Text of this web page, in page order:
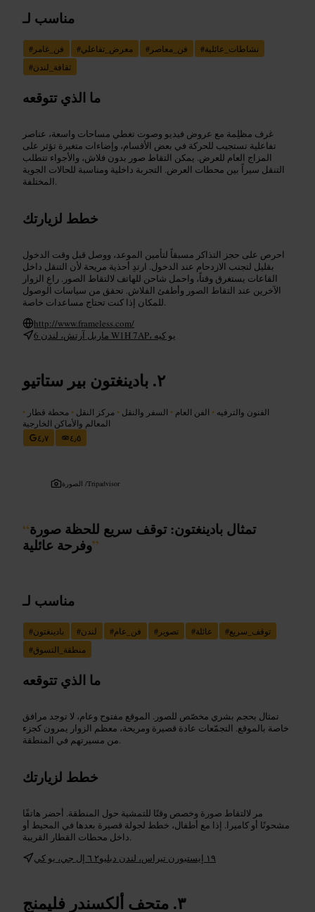
مناسب لـ
# فن_غامر #معرض_تفاعلي # فن_معاصر #نشاطات_عائلية
#ثقافة_لندن
ما الذي تتوقعه
غرف مظلِمة مع عروض فيديو وصوت تغطي مساحات واسعة، عناصر
تفاعلية تستجيب للحركة في بعض الأقسام، وإضاءات متغيرة تؤثر على
المزاج العام للعرض. يمكن التقاط صور بدون فلاش، والأجواء تتطلب
التنقل سيراً بين محطات العرض. التجربة داخلية ومناسبة للحالات الجوية
المختلفة.
خطط لزيارتك
احرص على حجز التذاكر مسبقاً لتأمين الموعد، ووصل قبل وقت الدخول
بقليل لتجنب الازدحام عند الدخول. ارتدِ أحذية مريحة لأن التنقل داخل
القاعات يستغرق وقتاً، واحمل شاحن للهاتف لالتقاط الصور. راعِ الزوار
الآخرين عند التقاط الصور وأطفئ الفلاش. تحقق من سياسات الوصول
للمكان إذا كنت تحتاج مساعدات خاصة.
http://www.frameless.com/
6 ماربل آرتش، لندن W1H 7AP، يو كيه
بادينغتون بير ستاتيو
الفنون والترفيه • الفن العام • السفر والنقل • مركز النقل • محطة قطار •
المعالم والأماكن الخارجية
٤٫٧
٤٫٥
الصورة /Tripadvisor
“تمثال بادينغتون: توقف سريع للحظة صورة
وفرحة عائلية”
مناسب لـ
#بادينغتون #لندن #فن_عام # تصوير #عائلة #توقف_سريع
#منطقة_التسوق
ما الذي تتوقعه
تمثال بحجم بشري مخصّص للصور. الموقع مفتوح وعام، لا توجد مرافق
خاصة بالموقع. التجمّعات عادة قصيرة ومريحة، معظم الزوار يمرون كجزء
من مسيرتهم في المنطقة.
خطط لزيارتك
مر لالتقاط صورة وخصص وقتًا للتمشية حول المنطقة. أحضر هاتفًا
مشحونًا أو كاميرا. إذا مع أطفال، خطط لجولة قصيرة بعدها في المحيط أو
داخل محطات القطار القريبة.
١٩ إيستبورن تيراس، لندن دبليو٢ ٦ إل جي، يو كي
متحف ألكسندر فليمنج